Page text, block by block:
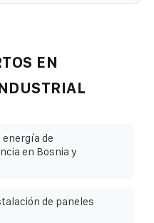
EN
de
en Bosnia y
de paneles